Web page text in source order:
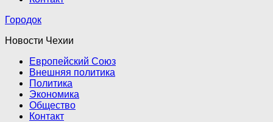
Городок
Новости Чехии
Европейский Союз
Внешняя политика
Политика
Экономика
Общество
Контакт